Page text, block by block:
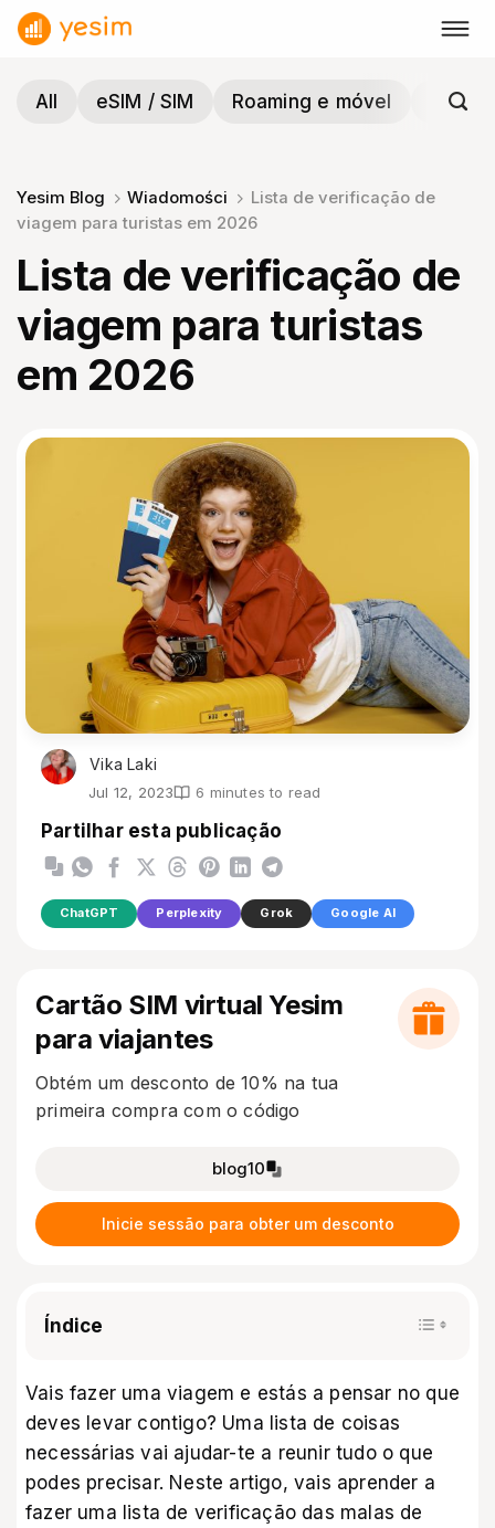
Skip
All
eSIM / SIM Roaming e móvel
Yesim Blog Wiadomości
Lista de verificação de
viagem para turistas em 2026
Lista de verificação de
viagem para turistas
em 2026
Vika Laki
Jul 12, 2023 6 minutes to read
Partilhar esta publicação
ChatGPT Perplexity Grok Google AI
Cartão SIM virtual Yesim
para viajantes
Obtém um desconto de 10% na tua
primeira compra com o código
blog10
Inicie sessão para obter um desconto
Índice
Vais fazer uma viagem e estás a pensar no que
deves levar contigo? Uma lista de coisas
necessárias vai ajudar-te a reunir tudo o que
podes precisar. Neste artigo, vais aprender a
fazer uma lista de verificação das malas de